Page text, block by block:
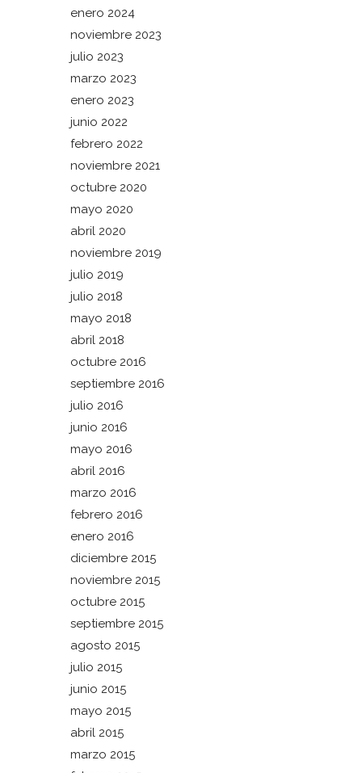
enero 2024
noviembre 2023
julio 2023
marzo 2023
enero 2023
junio 2022
febrero 2022
noviembre 2021
octubre 2020
mayo 2020
abril 2020
noviembre 2019
julio 2019
julio 2018
mayo 2018
abril 2018
octubre 2016
septiembre 2016
julio 2016
junio 2016
mayo 2016
abril 2016
marzo 2016
febrero 2016
enero 2016
diciembre 2015
noviembre 2015
octubre 2015
septiembre 2015
agosto 2015
julio 2015
junio 2015
mayo 2015
abril 2015
marzo 2015